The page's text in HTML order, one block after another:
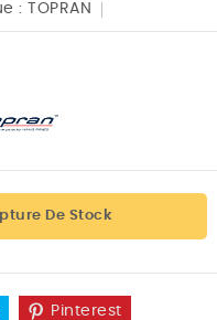
: TOPRAN
De Stock
Pinterest